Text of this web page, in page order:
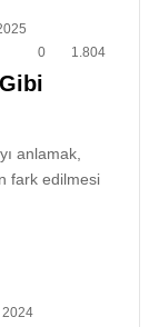
0
1.804
anlamak,
fark edilmesi
2024